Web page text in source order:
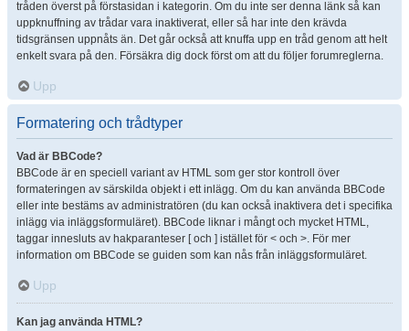
tråden överst på förstasidan i kategorin. Om du inte ser denna länk så kan
uppknuffning av trådar vara inaktiverat, eller så har inte den krävda
tidsgränsen uppnåts än. Det går också att knuffa upp en tråd genom att helt
enkelt svara på den. Försäkra dig dock först om att du följer forumreglerna.
Upp
Formatering och trådtyper
Vad är BBCode?
BBCode är en speciell variant av HTML som ger stor kontroll över
formateringen av särskilda objekt i ett inlägg. Om du kan använda BBCode
eller inte bestäms av administratören (du kan också inaktivera det i specifika
inlägg via inläggsformuläret). BBCode liknar i mångt och mycket HTML,
taggar innesluts av hakparanteser [ och ] istället för < och >. För mer
information om BBCode se guiden som kan nås från inläggsformuläret.
Upp
Kan jag använda HTML?